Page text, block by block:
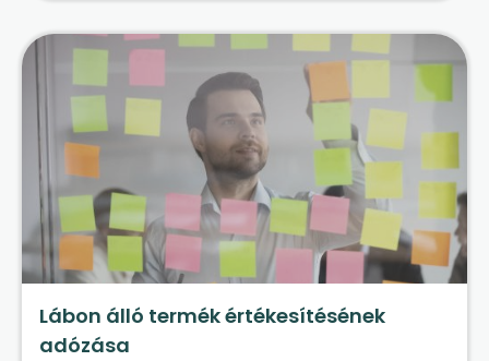
Lábon álló termék értékesítésének
adózása